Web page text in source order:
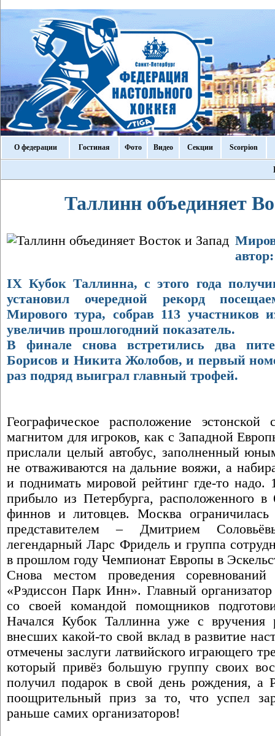
О федерации Гостиная Фото Видео Секции Scorpion
Таллинн объединяет
IX Кубок Таллинна, с этого года
установил очередной рекорд
Мирового тура, собрав 113 участников
увеличив прошлогодний показатель.
В финале снова встретились два
Борисов и Никита Жолобов, и первый
раз подряд выиграл главный трофей.
Географическое расположение
магнитом для игроков, как с Западной
прислали целый автобус, заполненный
не отваживаются на дальние вояжи, а
и поднимать мировой рейтинг где-то надо.
прибыло из Петербурга, расположенного
финнов и литовцев. Москва
представителем – Дмитрием
легендарный Ларс Фридель и группа
в прошлом году Чемпионат Европы в
Снова местом проведения соревнований
«Рэдиссон Парк Инн». Главный
со своей командой помощников
Начался Кубок Таллинна уже с вручения
внесших какой-то свой вклад в развитие
отмечены заслуги латвийского играющего
который привёз большую группу своих
получил подарок в свой день рождения, а
поощрительный приз за то, что успел
раньше самих организаторов!